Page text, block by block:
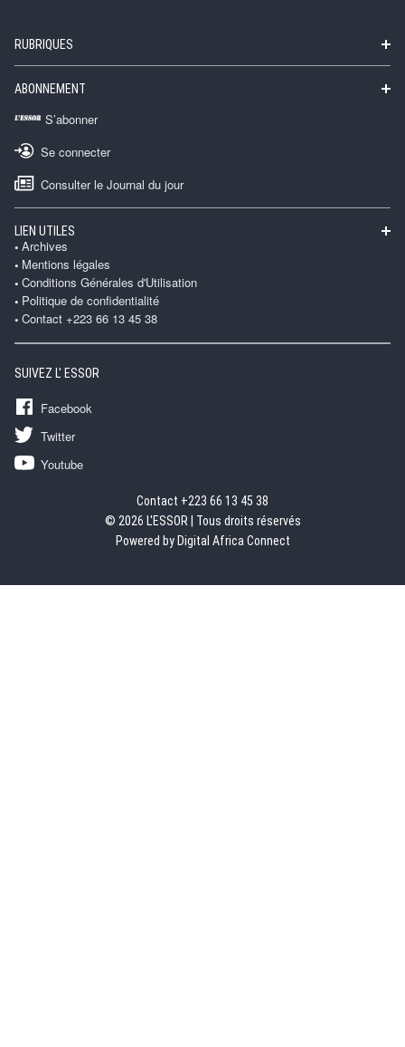
RUBRIQUES
ABONNEMENT
S’abonner
Se connecter
Consulter le Journal du jour
LIEN UTILES
Archives
Mentions légales
Conditions Générales d'Utilisation
Politique de confidentialité
Contact +223 66 13 45 38
SUIVEZ L' ESSOR
Facebook
Twitter
Youtube
Contact +223 66 13 45 38
© 2026 L'ESSOR | Tous droits réservés
Powered by Digital Africa Connect